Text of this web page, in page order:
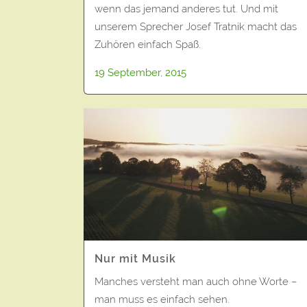
wenn das jemand anderes tut. Und mit
unserem Sprecher Josef Tratnik macht das
Zuhören einfach Spaß.
19 September, 2015
Nur mit Musik
Manches versteht man auch ohne Worte –
man muss es einfach sehen.